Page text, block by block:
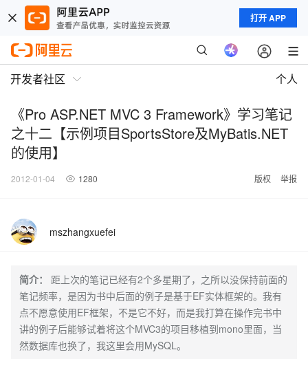
打开 APP
开发者社区 个人
《Pro ASP.NET MVC 3 Framework》学习笔记
之十二【示例项目SportsStore及MyBatis.NET
的使用】
2012-01-04 1280 版权 举报
mszhangxuefei
简介：
距上次的笔记已经有2个多星期了，之所以没保持前面的
笔记频率，是因为书中后面的例子是基于EF实体框架的。我有
点不愿意使用EF框架，不是它不好，而是我打算在操作完书中
讲的例子后能够试着将这个MVC3的项目移植到mono里面，当
然数据库也换了，我这里会用MySQL。